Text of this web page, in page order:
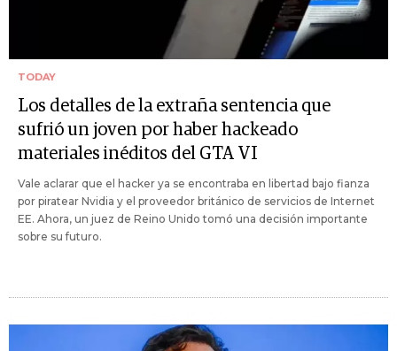
TODAY
Los detalles de la extraña sentencia que
sufrió un joven por haber hackeado
materiales inéditos del GTA VI
Vale aclarar que el hacker ya se encontraba en libertad bajo fianza
por piratear Nvidia y el proveedor británico de servicios de Internet
EE. Ahora, un juez de Reino Unido tomó una decisión importante
sobre su futuro.